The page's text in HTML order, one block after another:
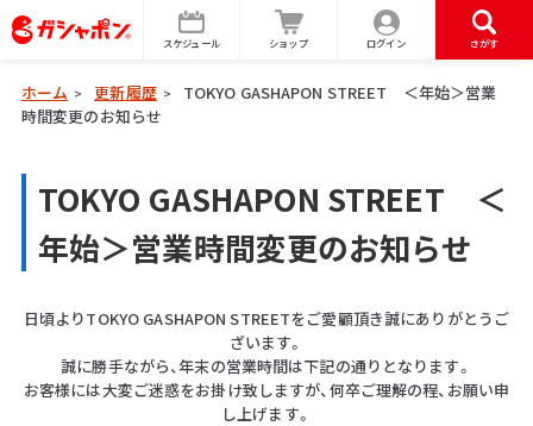
スケジュール ショップ ログイン さがす
ホーム > 更新履歴 >
TOKYO GASHAPON STREET ＜年始＞営業
時間変更のお知らせ
TOKYO GASHAPON STREET ＜
年始＞営業時間変更のお知らせ
日頃よりTOKYO GASHAPON STREETをご愛顧頂き誠にありがとうご
ざいます。
誠に勝手ながら、年末の営業時間は下記の通りとなります。
お客様には大変ご迷惑をお掛け致しますが、何卒ご理解の程、お願い申
し上げます。